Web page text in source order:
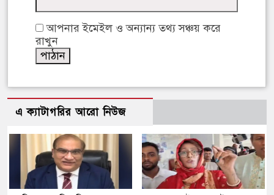
আপনার ইমেইল ও অন্যান্য তথ্য সঞ্চয় করে
রাখুন
এ ক্যাটাগরির আরো নিউজ